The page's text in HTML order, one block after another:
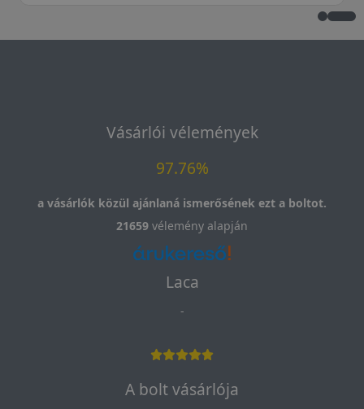
Vásárlói vélemények
97.76%
a vásárlók közül ajánlaná ismerősének ezt a boltot.
21659 vélemény alapján
Laca
-
A bolt vásárlója